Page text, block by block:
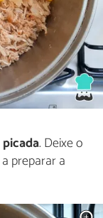
. Deixe o
preparar a